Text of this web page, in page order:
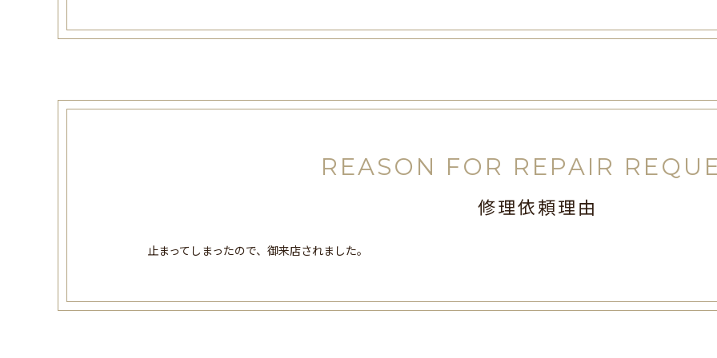
REASON FOR REPAIR
修理依頼理由
止まってしまったので、御来店されました。